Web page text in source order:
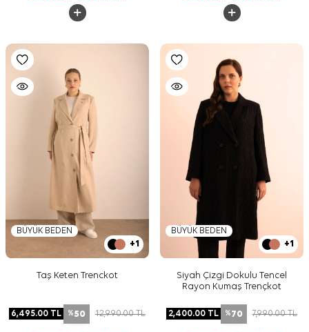
BÜYÜK BEDEN
+1
Taş Keten Trenckot
6,495.00 TL %50 12,990.00TL
BÜYÜK BEDEN
+1
Siyah Çizgi Dokulu Tencel
Rayon Kumaş Trençkot
2,400.00 TL %70 7,990.00TL